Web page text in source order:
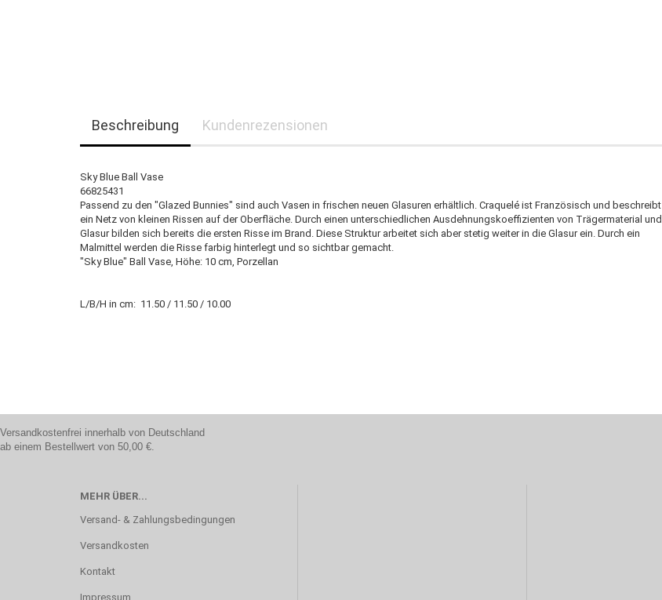
Beschreibung Kundenrezensionen
Sky Blue Ball Vase
66825431
Passend zu den "Glazed Bunnies" sind auch Vasen in frischen neuen Glasuren erhältlich. Craquelé ist Französisch und beschreibt
ein Netz von kleinen Rissen auf der Oberfläche. Durch einen unterschiedlichen Ausdehnungskoeffizienten von Trägermaterial und
Glasur bilden sich bereits die ersten Risse im Brand. Diese Struktur arbeitet sich aber stetig weiter in die Glasur ein. Durch ein
Malmittel werden die Risse farbig hinterlegt und so sichtbar gemacht.
"Sky Blue" Ball Vase, Höhe: 10 cm, Porzellan
L/B/H in cm: 11.50 / 11.50 / 10.00
Versandkostenfrei innerhalb von Deutschland
ab einem Bestellwert von 50,00 €.
MEHR ÜBER...
Versand- & Zahlungsbedingungen
Versandkosten
Kontakt
Impressum